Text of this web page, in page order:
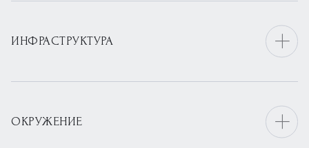
ИНФРАСТРУКТУРА
ОКРУЖЕНИЕ